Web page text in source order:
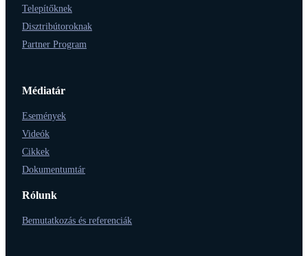
Telepítőknek
Disztribútoroknak
Partner Program
Médiatár
Események
Videók
Cikkek
Dokumentumtár
Rólunk
Bemutatkozás és referenciák